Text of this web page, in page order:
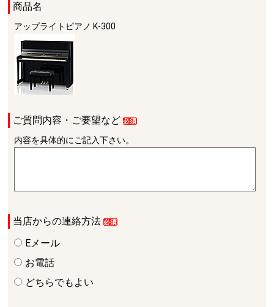
商品名
アップライトピアノ K-300
ご質問内容・ご要望など
内容を具体的にご記入下さい。
当店からの連絡方法
Eメール
お電話
どちらでもよい